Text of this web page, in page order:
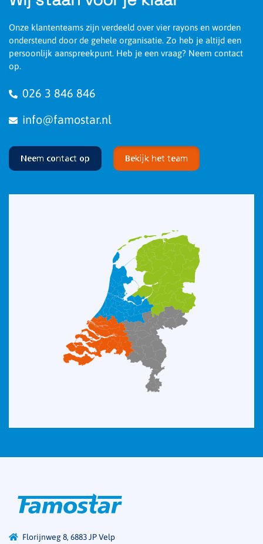
Onze klantenteams zijn verdeeld over vier rayons en worden
ondersteund door de gehele organisatie. Zo heb je altijd een
persoonlijk aanspreekpunt. Heb je een vraag? Neem contact
op.
026 3 846 846
info@famostar.nl
Neem contact op Bekijk het team
Florijnweg 8, 6883 JP Velp